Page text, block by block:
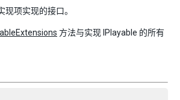
现项实现的接口。
方法与实现 IPlayable 的所有